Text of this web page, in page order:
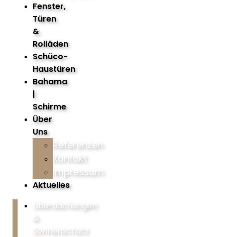
Fenster,
Türen
&
Rolläden
Schüco-
Haustüren
Bahama
|
Schirme
Über
Uns
Referenzen
Kontakt
Impressum
Aktuelles
Überdachungen
&
Sonnenschutz